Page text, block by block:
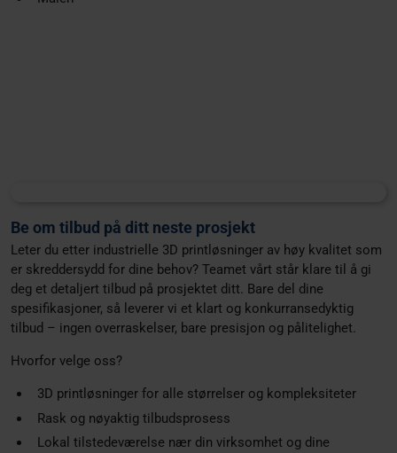
Be om tilbud på ditt neste prosjekt
Leter du etter industrielle 3D printløsninger av høy kvalitet som
er skreddersydd for dine behov? Teamet vårt står klare til å gi
deg et detaljert tilbud på prosjektet ditt. Bare del dine
spesifikasjoner, så leverer vi et klart og konkurransedyktig
tilbud – ingen overraskelser, bare presisjon og pålitelighet.
Hvorfor velge oss?
3D printløsninger for alle størrelser og kompleksiteter
Rask og nøyaktig tilbudsprosess
Lokal tilstedeværelse nær din virksomhet og dine